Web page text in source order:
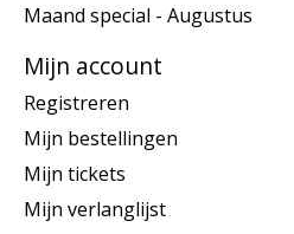
Maand special - Augustus
Mijn account
Registreren
Mijn bestellingen
Mijn tickets
Mijn verlanglijst